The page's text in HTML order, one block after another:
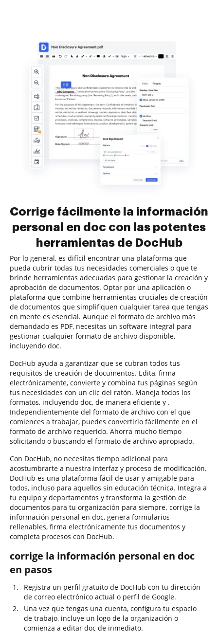
Corrige fácilmente la información
personal en doc con las potentes
herramientas de DocHub
Por lo general, es difícil encontrar una plataforma que
pueda cubrir todas tus necesidades comerciales o que te
brinde herramientas adecuadas para gestionar la creación y
aprobación de documentos. Optar por una aplicación o
plataforma que combine herramientas cruciales de creación
de documentos que simplifiquen cualquier tarea que tengas
en mente es esencial. Aunque el formato de archivo más
demandado es PDF, necesitas un software integral para
gestionar cualquier formato de archivo disponible,
incluyendo doc.
DocHub ayuda a garantizar que se cubran todos tus
requisitos de creación de documentos. Edita, firma
electrónicamente, convierte y combina tus páginas según
tus necesidades con un clic del ratón. Maneja todos los
formatos, incluyendo doc, de manera eficiente y .
Independientemente del formato de archivo con el que
comiences a trabajar, puedes convertirlo fácilmente en el
formato de archivo requerido. Ahorra mucho tiempo
solicitando o buscando el formato de archivo apropiado.
Con DocHub, no necesitas tiempo adicional para
acostumbrarte a nuestra interfaz y proceso de modificación.
DocHub es una plataforma fácil de usar y amigable para
todos, incluso para aquellos sin educación técnica. Integra a
tu equipo y departamentos y transforma la gestión de
documentos para tu organización para siempre. corrige la
información personal en doc, genera formularios
rellenables, firma electrónicamente tus documentos y
completa procesos con DocHub.
corrige la información personal en doc
en pasos
Registra un perfil gratuito de DocHub con tu dirección
de correo electrónico actual o perfil de Google.
Una vez que tengas una cuenta, configura tu espacio
de trabajo, incluye un logo de la organización o
comienza a editar doc de inmediato.